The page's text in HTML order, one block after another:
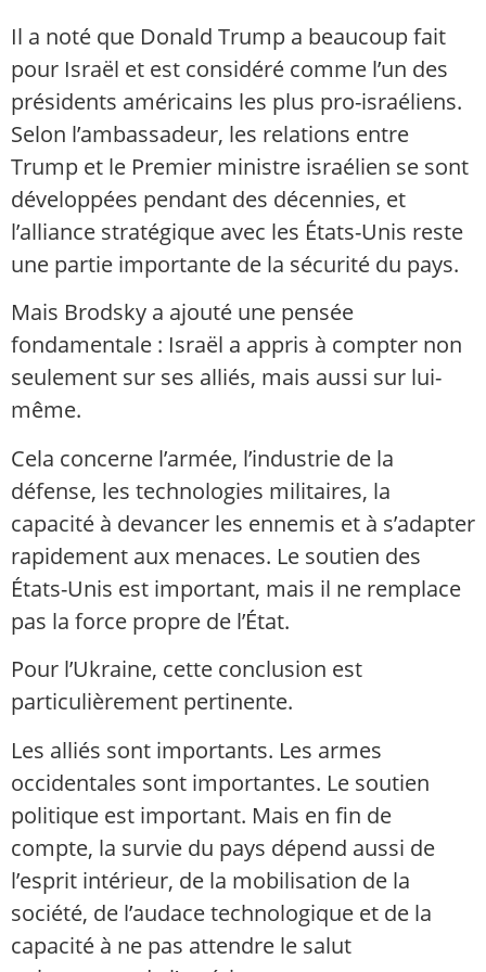
Il a noté que Donald Trump a beaucoup fait
pour Israël et est considéré comme l’un des
présidents américains les plus pro-israéliens.
Selon l’ambassadeur, les relations entre
Trump et le Premier ministre israélien se sont
développées pendant des décennies, et
l’alliance stratégique avec les États-Unis reste
une partie importante de la sécurité du pays.
Mais Brodsky a ajouté une pensée
fondamentale : Israël a appris à compter non
seulement sur ses alliés, mais aussi sur lui-
même.
Cela concerne l’armée, l’industrie de la
défense, les technologies militaires, la
capacité à devancer les ennemis et à s’adapter
rapidement aux menaces. Le soutien des
États-Unis est important, mais il ne remplace
pas la force propre de l’État.
Pour l’Ukraine, cette conclusion est
particulièrement pertinente.
Les alliés sont importants. Les armes
occidentales sont importantes. Le soutien
politique est important. Mais en fin de
compte, la survie du pays dépend aussi de
l’esprit intérieur, de la mobilisation de la
société, de l’audace technologique et de la
capacité à ne pas attendre le salut